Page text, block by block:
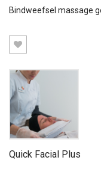
Bindweefsel massage
Quick Facial Plus